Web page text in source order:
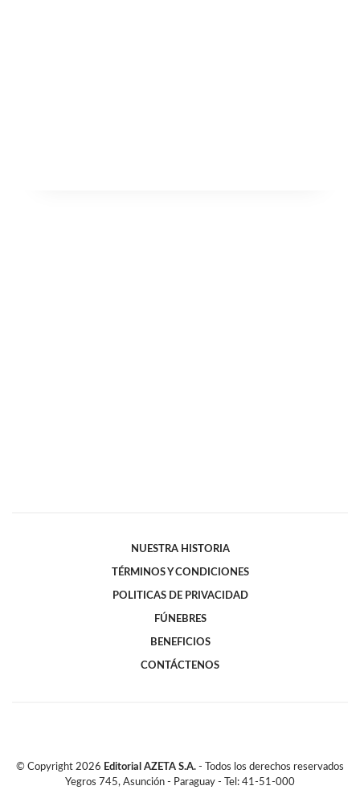
NUESTRA HISTORIA
TÉRMINOS Y CONDICIONES
POLITICAS DE PRIVACIDAD
FÚNEBRES
BENEFICIOS
CONTÁCTENOS
© Copyright 2026 Editorial AZETA S.A. - Todos los derechos reservados
Yegros 745, Asunción - Paraguay - Tel: 41-51-000